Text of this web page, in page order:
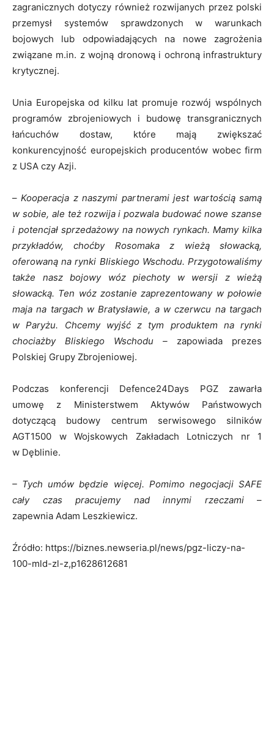
zagranicznych dotyczy również rozwijanych przez polski
przemysł systemów sprawdzonych w warunkach
bojowych lub odpowiadających na nowe zagrożenia
związane m.in. z wojną dronową i ochroną infrastruktury
krytycznej.
Unia Europejska od kilku lat promuje rozwój wspólnych
programów zbrojeniowych i budowę transgranicznych
łańcuchów dostaw, które mają zwiększać
konkurencyjność europejskich producentów wobec firm
z USA czy Azji.
–Kooperacja z naszymi partnerami jest wartością samą
w sobie, ale też rozwija i pozwala budować nowe szanse
i potencjał sprzedażowy na nowych rynkach. Mamy kilka
przykładów, choćby Rosomaka z wieżą słowacką,
oferowaną na rynki Bliskiego Wschodu. Przygotowaliśmy
także nasz bojowy wóz piechoty w wersji z wieżą
słowacką. Ten wóz zostanie zaprezentowany w połowie
maja na targach w Bratysławie, a w czerwcu na targach
w Paryżu. Chcemy wyjść z tym produktem na rynki
chociażby Bliskiego Wschodu – zapowiada prezes
Polskiej Grupy Zbrojeniowej.
Podczas konferencji Defence24Days PGZ zawarła
umowę z Ministerstwem Aktywów Państwowych
dotyczącą budowy centrum serwisowego silników
AGT1500 w Wojskowych Zakładach Lotniczych nr 1
w Dęblinie.
– Tych umów będzie więcej. Pomimo negocjacji SAFE
cały czas pracujemy nad innymi rzeczami –
zapewnia Adam Leszkiewicz.
Źródło: https://biznes.newseria.pl/news/pgz-liczy-na-
100-mld-zl-z,p1628612681